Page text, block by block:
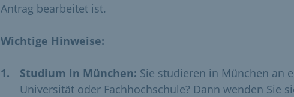
Antrag bearbeitet ist.
Wichtige Hinweise:
Studium in München: Sie studieren in München an
Universität oder Fachhochschule? Dann wenden Sie